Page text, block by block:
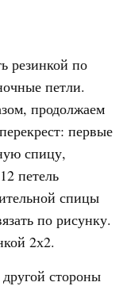
резинкой по
петли.
продолжаем
первые
спицу,
петель
спицы
по рисунку.
2х2.
стороны